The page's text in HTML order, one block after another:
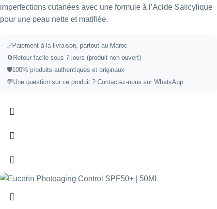
imperfections cutanées avec une formule à l’Acide Salicylique
pour une peau nette et matifiée.
✅Paiement à la livraison, partout au Maroc
🔄Retour facile sous 7 jours (produit non ouvert)
🛡️100% produits authentiques et originaux
💬Une question sur ce produit ? Contactez-nous sur WhatsApp